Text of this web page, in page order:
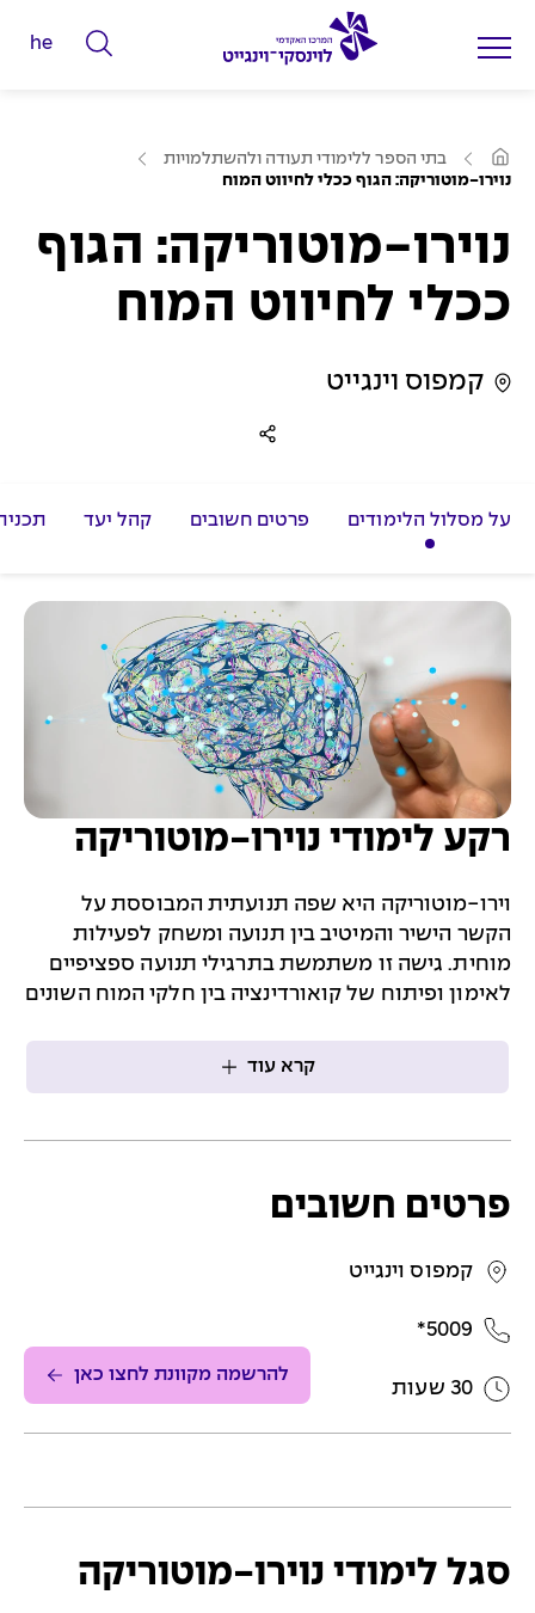
ה
ל
ם
ש
he
ע
מ
ו
י
בתי הספר ללימודי תעודה ולהשתלמויות
נוירו-מוטוריקה: הגוף ככלי לחיווט המוח
נוירו-מוטוריקה: הגוף
ככלי לחיווט המוח
קמפוס וינגייט
על מסלול הלימודים פרטים חשובים קהל יעד
רקע לימודי נוירו-מוטוריקה
וירו-מוטוריקה היא שפה תנועתית המבוססת על
הקשר הישיר והמיטיב בין תנועה ומשחק לפעילות
מוחית. גישה זו משתמשת בתרגילי תנועה ספציפיים
לאימון ופיתוח של קואורדינציה בין חלקי המוח השונים
קרא עוד
פרטים חשובים
קמפוס וינגייט
5009*
30 שעות
להרשמה מקוונת לחצו כאן
סגל לימודי נוירו-מוטוריקה